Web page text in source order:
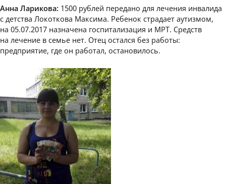
Анна Ларикова: 1500 рублей передано для лечения инвалида
с детства Локоткова Максима. Ребенок страдает аутизмом,
на 05.07.2017 назначена госпитализация и МРТ. Средств
на лечение в семье нет. Отец остался без работы:
предприятие, где он работал, остановилось.